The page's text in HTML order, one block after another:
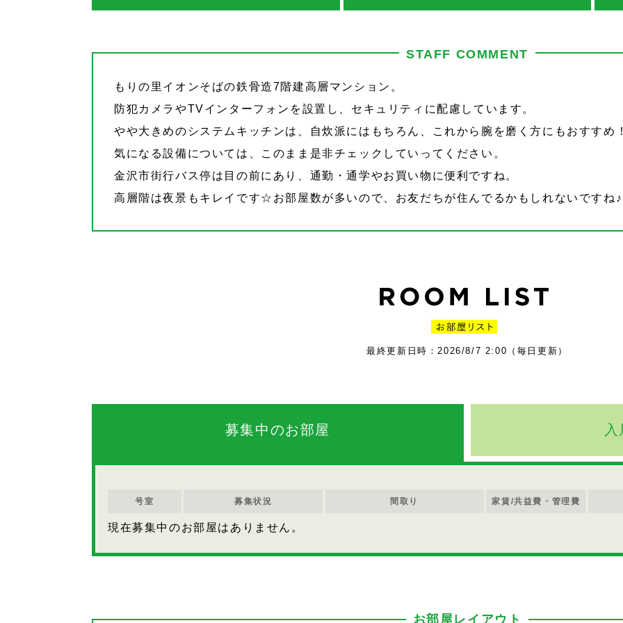
STAFF COMMENT
もりの里イオンそばの鉄骨造7階建高層マンション。
防犯カメラやTVインターフォンを設置し、セキュリティに配慮しています。
やや大きめのシステムキッチンは、自炊派にはもちろん、これから腕を磨く方にもおすすめ
気になる設備については、このまま是非チェックしていってください。
金沢市街行バス停は目の前にあり、通勤・通学やお買い物に便利ですね。
高層階は夜景もキレイです☆お部屋数が多いので、お友だちが住んでるかもしれないですね♪
最終更新日時：2026/8/7 2:00（毎日更新）
募集中のお部屋
号室 募集状況 間取り 家賃/共益費・管理費
現在募集中のお部屋はありません。
お部屋レイアウト